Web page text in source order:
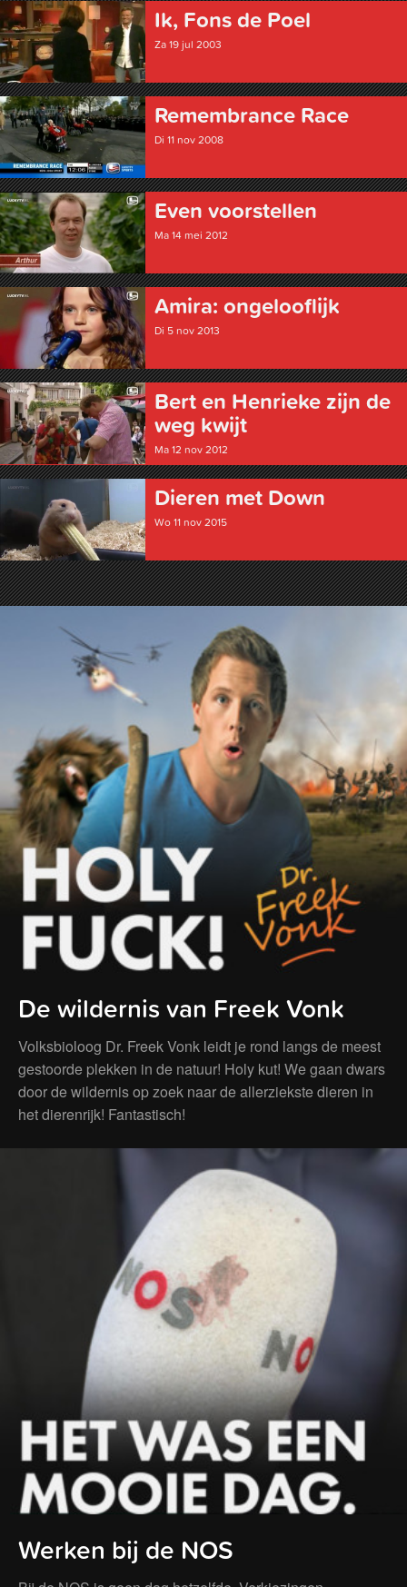
Ik, Fons de Poel
Za 19 jul 2003
Remembrance Race
Di 11 nov 2008
Even voorstellen
Ma 14 mei 2012
Amira: ongelooflijk
Di 5 nov 2013
Bert en Henrieke zijn de
weg kwijt
Ma 12 nov 2012
Dieren met Down
Wo 11 nov 2015
De wildernis van Freek Vonk
Volksbioloog Dr. Freek Vonk leidt je rond langs de meest
gestoorde plekken in de natuur! Holy kut! We gaan dwars
door de wildernis op zoek naar de allerziekste dieren in
het dierenrijk! Fantastisch!
Werken bij de NOS